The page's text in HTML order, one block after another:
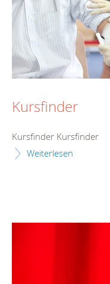
Kursfinder
Kursfinder Kursfinder
Weiterlesen